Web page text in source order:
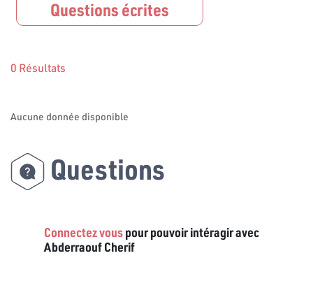
Questions écrites
0 Résultats
Aucune donnée disponible
Questions
Connectez vouspour pouvoir intéragir avec
Abderraouf Cherif